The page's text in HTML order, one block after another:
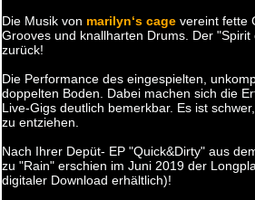
Die Musik von marilyn‘s cage vereint fette
Grooves und knallharten Drums. Der
zurück!
Die Performance des eingespielten,
doppelten Boden. Dabei machen sich die
Live-Gigs deutlich bemerkbar. Es ist
zu entziehen.
Nach Ihrer Depüt- EP "Quick&Dirty" aus
zu "Rain" erschien im Juni 2019 der
digitaler Download erhältlich)!